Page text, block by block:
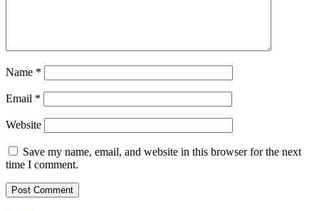
Name *
Email *
Website
Save my name, email, and website in this browser for the next
time I comment.